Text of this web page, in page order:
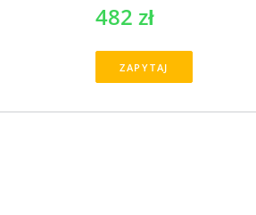
482 zł
ZAPYTAJ